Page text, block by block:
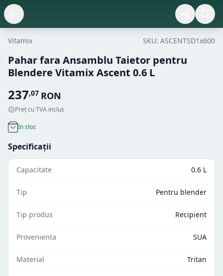
Vitamix SKU: ASCENTSD1x600
Pahar fara Ansamblu Taietor pentru
Blendere Vitamix Ascent 0.6 L
237,07 RON
Preț cu TVA inclus
In stoc
Specificații
Capacitate 0.6 L
Tip Pentru blender
Tip produs Recipient
Provenienta SUA
Material Tritan